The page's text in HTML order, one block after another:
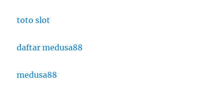
toto slot
daftar medusa88
medusa88